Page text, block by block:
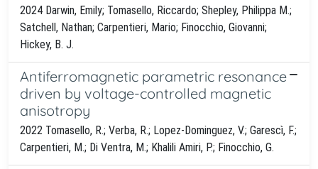
2024 Darwin, Emily; Tomasello, Riccardo; Shepley, Philippa M.;
Satchell, Nathan; Carpentieri, Mario; Finocchio, Giovanni;
Hickey, B. J.
Antiferromagnetic parametric resonance
driven by voltage-controlled magnetic
anisotropy
2022 Tomasello, R.; Verba, R.; Lopez-Dominguez, V.; Garescì, F.;
Carpentieri, M.; Di Ventra, M.; Khalili Amiri, P.; Finocchio, G.